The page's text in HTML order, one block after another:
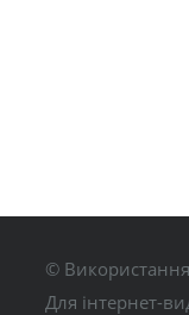
©
Для інтернет-